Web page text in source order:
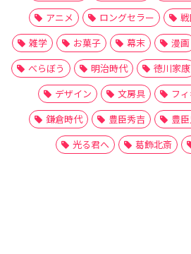
アニメ
ロングセラー
雑学
お菓子 幕末 漫画
べらぼう
明治時代 徳川家康
デザイン
文房具 フ
鎌倉時代
豊臣秀吉 豊臣
光る君へ
葛飾北斎